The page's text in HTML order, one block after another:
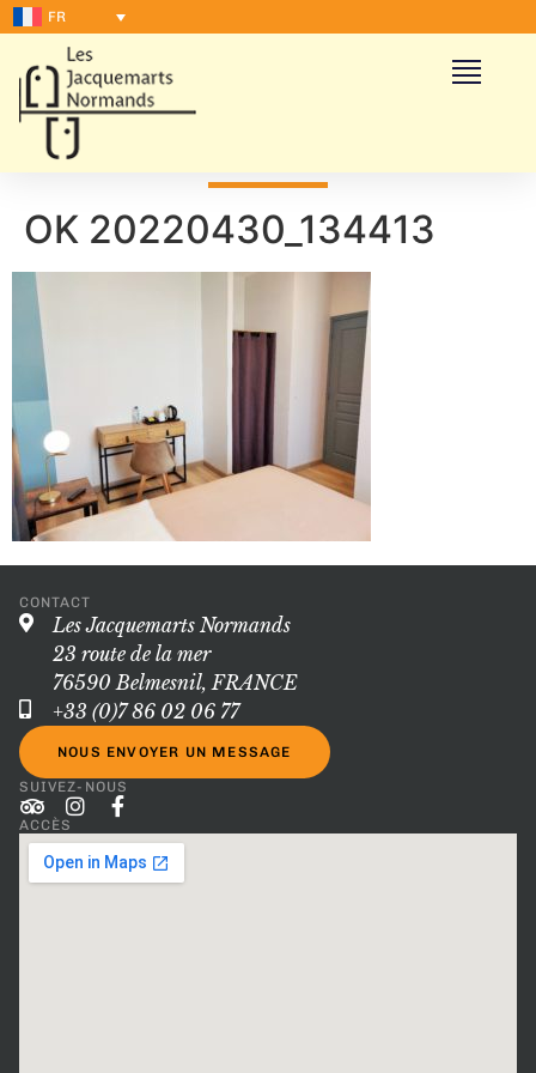
FR
OK 20220430_134413
CONTACT
Les Jacquemarts Normands
23 route de la mer
76590 Belmesnil, FRANCE
+33 (0)7 86 02 06 77
NOUS ENVOYER UN MESSAGE
SUIVEZ-NOUS
ACCÈS